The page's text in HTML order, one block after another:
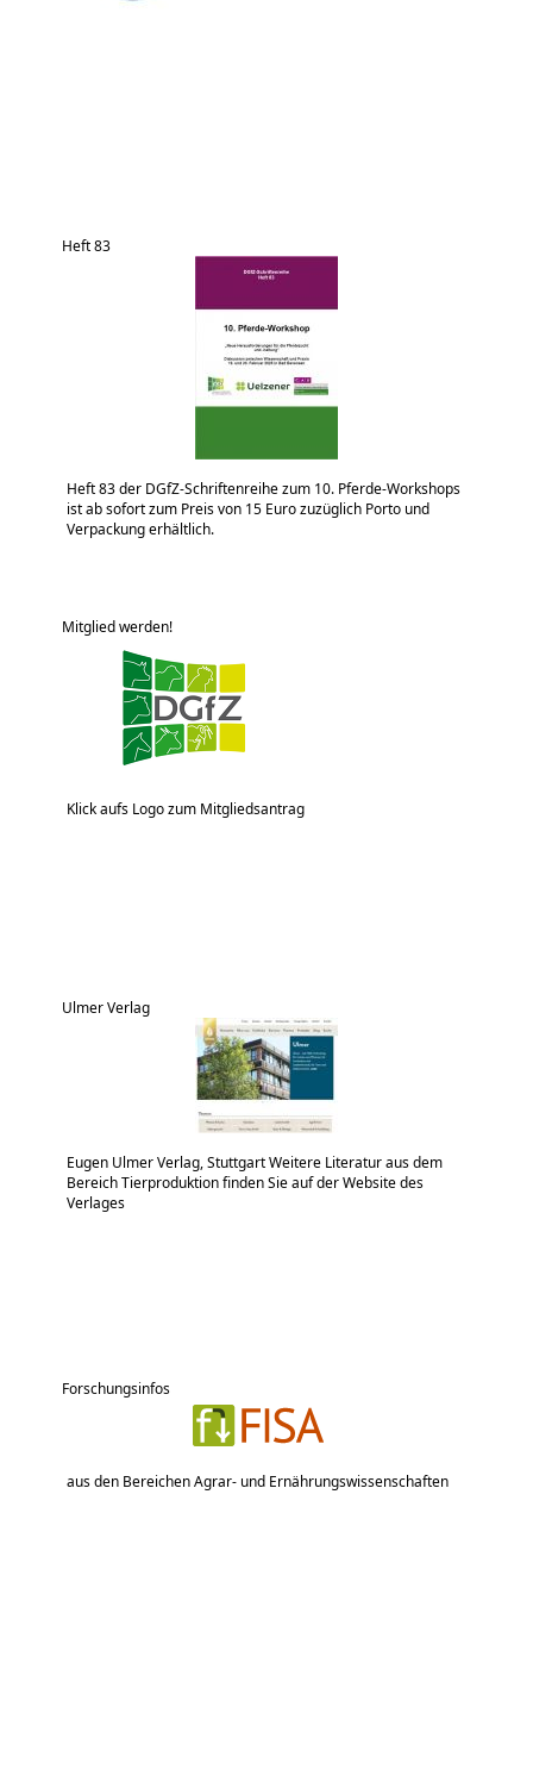
Heft 83
Heft 83 der DGfZ-Schriftenreihe zum 10. Pferde-Workshops
ist ab sofort zum Preis von 15 Euro zuzüglich Porto und
Verpackung erhältlich.
Mitglied werden!
Klick aufs Logo zum Mitgliedsantrag
Ulmer Verlag
Eugen Ulmer Verlag, Stuttgart Weitere Literatur aus dem
Bereich Tierproduktion finden Sie auf der Website des
Verlages
Forschungsinfos
aus den Bereichen Agrar- und Ernährungswissenschaften